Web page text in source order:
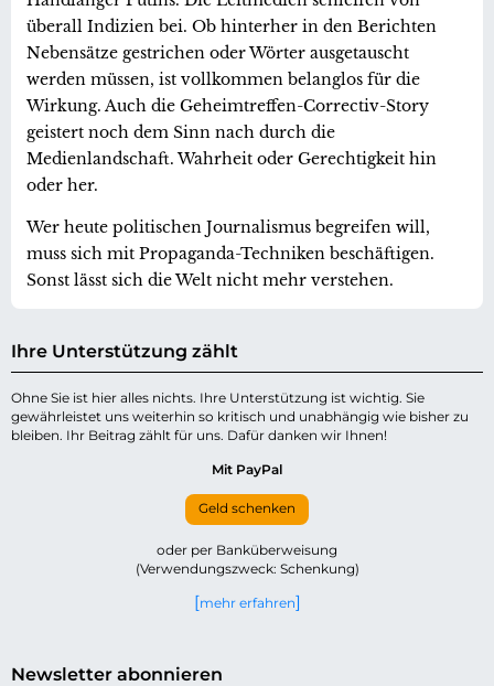
überall Indizien bei. Ob hinterher in den Berichten
Nebensätze gestrichen oder Wörter ausgetauscht
werden müssen, ist vollkommen belanglos für die
Wirkung. Auch die Geheimtreffen-Correctiv-Story
geistert noch dem Sinn nach durch die
Medienlandschaft. Wahrheit oder Gerechtigkeit hin
oder her.
Wer heute politischen Journalismus begreifen will,
muss sich mit Propaganda-Techniken beschäftigen.
Sonst lässt sich die Welt nicht mehr verstehen.
Ihre Unterstützung zählt
Ohne Sie ist hier alles nichts. Ihre Unterstützung ist wichtig. Sie
gewährleistet uns weiterhin so kritisch und unabhängig wie bisher zu
bleiben. Ihr Beitrag zählt für uns. Dafür danken wir Ihnen!
Mit PayPal
Geld schenken
oder per Banküberweisung
(Verwendungszweck: Schenkung)
mehr erfahren
Newsletter abonnieren